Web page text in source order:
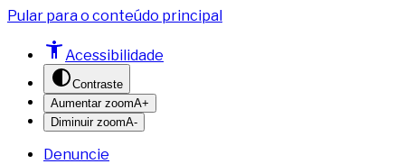
Pular para o conteúdo principal
Acessibilidade
Contraste
Aumentar zoomA+
Diminuir zoomA-
Denuncie